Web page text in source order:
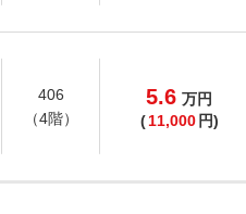
406
（4階）
5.6 万円
( 11,000 円)